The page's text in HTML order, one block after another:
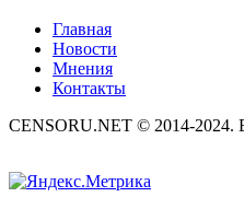
Главная
Новости
Мнения
Контакты
CENSORU.NET © 2014-2024.